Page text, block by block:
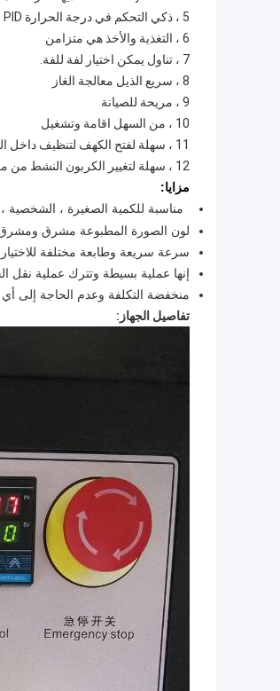
5 ، ذكي التحكم في درجة الحرارة PID
6 ، التغذية والأخذ هي متزامن
7 ، تناول يمكن اختيار لفة للفة.
8 ، سريع الذيل معالجة الغاز
9 ، مريحة للصيانة
10 ، من السهل اقامة وتشغيل
11 ، سهلة لفتح الكهف لتنظيف داخل الفرن
12 ، سهلة لتغيير الكربون النشط من مرشح
مزايا:
مناسبة للكمية الصغيرة ، الشخصية
لون الصورة المطبوعة مشرق ومشرق
سرعة سريعة وطابعة مختلفة للاختيار
إنها عملية بسيطة وتترك عملية
منخفضة التكلفة وعدم الحاجة إلى
تفاصيل الجهاز: